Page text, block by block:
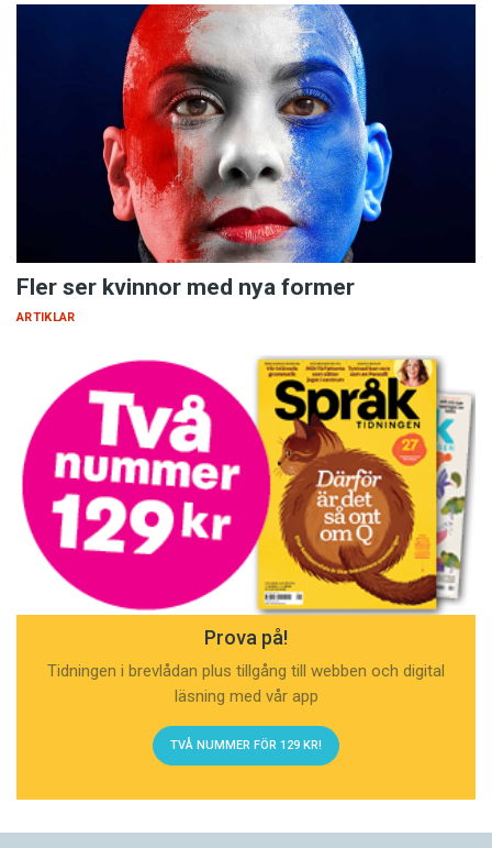
Fler ser kvinnor med nya former
ARTIKLAR
Prova på!
Tidningen i brevlådan plus tillgång till webben och digital
läsning med vår app
TVÅ NUMMER FÖR 129 KR!